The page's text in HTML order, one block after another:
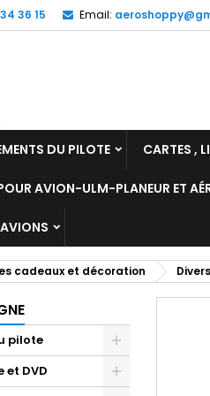
36 15 Email:
DU PILOTE CARTES ,
AVION-ULM-PLANEUR ET
cadeaux et décoration
pilote
et DVD